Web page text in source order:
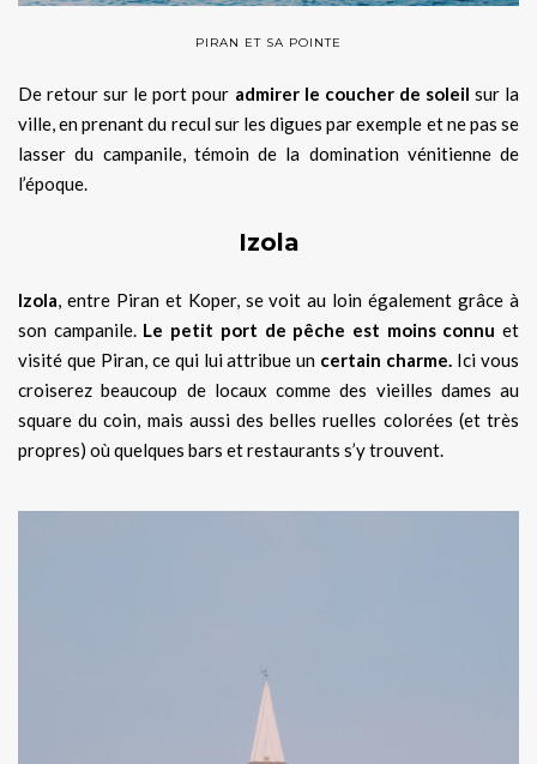
PIRAN ET SA POINTE
De retour sur le port pour admirer le coucher de soleil sur la
ville, en prenant du recul sur les digues par exemple et ne pas se
lasser du campanile, témoin de la domination vénitienne de
l’époque.
Izola
Izola, entre Piran et Koper, se voit au loin également grâce à
son campanile. Le petit port de pêche est moins connu et
visité que Piran, ce qui lui attribue un certain charme. Ici vous
croiserez beaucoup de locaux comme des vieilles dames au
square du coin, mais aussi des belles ruelles colorées (et très
propres) où quelques bars et restaurants s’y trouvent.